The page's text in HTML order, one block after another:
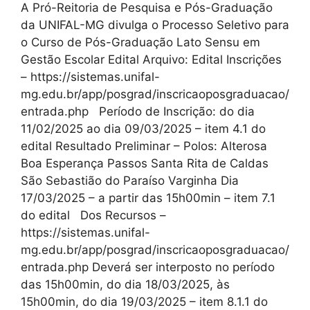
A Pró-Reitoria de Pesquisa e Pós-Graduação
da UNIFAL-MG divulga o Processo Seletivo para
o Curso de Pós-Graduação Lato Sensu em
Gestão Escolar Edital Arquivo: Edital Inscrições
– https://sistemas.unifal-
mg.edu.br/app/posgrad/inscricaoposgraduacao/
entrada.php Período de Inscrição: do dia
11/02/2025 ao dia 09/03/2025 – item 4.1 do
edital Resultado Preliminar – Polos: Alterosa
Boa Esperança Passos Santa Rita de Caldas
São Sebastião do Paraíso Varginha Dia
17/03/2025 – a partir das 15h00min – item 7.1
do edital Dos Recursos –
https://sistemas.unifal-
mg.edu.br/app/posgrad/inscricaoposgraduacao/
entrada.php Deverá ser interposto no período
das 15h00min, do dia 18/03/2025, às
15h00min, do dia 19/03/2025 – item 8.1.1 do